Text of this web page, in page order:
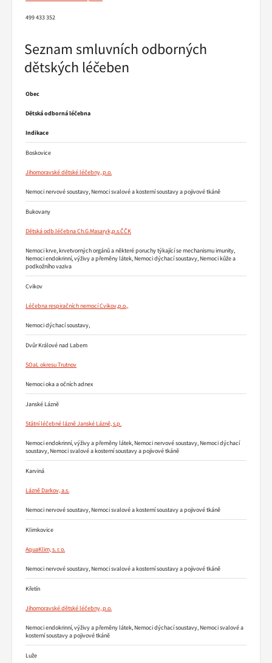
499 433 352
Seznam smluvních odborných
dětských léčeben
Obec
Dětská odborná léčebna
Indikace
Boskovice
Jihomoravské dětské léčebny, p.o.
Nemoci nervové soustavy, Nemoci svalové a kosterní soustavy a pojivové tkáně
Bukovany
Dětská odb.léčebna Ch.G.Masaryk,p.s.ČČK
Nemoci krve, krvetvorných orgánů a některé poruchy týkající se mechanismu imunity,
Nemoci endokrinní, výživy a přeměny látek, Nemoci dýchací soustavy, Nemoci kůže a
podkožního vaziva
Cvikov
Léčebna respiračních nemocí Cvikov,p.o.,
Nemoci dýchací soustavy,
Dvůr Králové nad Labem
SOaL okresu Trutnov
Nemoci oka a očních adnex
Janské Lázně
Státní léčebné lázně Janské Lázně, s.p.
Nemoci endokrinní, výživy a přeměny látek, Nemoci nervové soustavy, Nemoci dýchací
soustavy, Nemoci svalové a kosterní soustavy a pojivové tkáně
Karviná
Lázně Darkov, a.s.
Nemoci nervové soustavy, Nemoci svalové a kosterní soustavy a pojivové tkáně
Klimkovice
AquaKlim, s. r. o.
Nemoci nervové soustavy, Nemoci svalové a kosterní soustavy a pojivové tkáně
Křetín
Jihomoravské dětské léčebny, p.o.
Nemoci endokrinní, výživy a přeměny látek, Nemoci dýchací soustavy, Nemoci svalové a
kosterní soustavy a pojivové tkáně
Luže